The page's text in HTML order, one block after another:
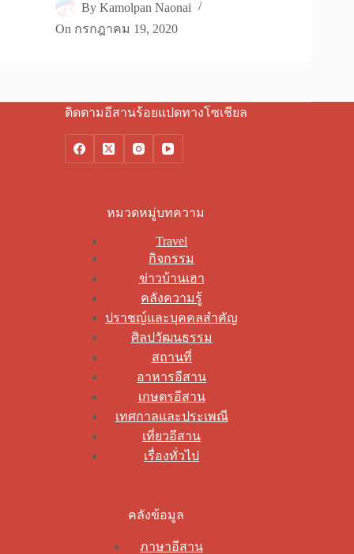
By Kamolpan Naonai
On กรกฎาคม 19, 2020
ติดตามอีสานร้อยแปดทางโซเชียล
หมวดหมู่บทความ
Travel
กิจกรรม
ข่าวบ้านเฮา
คลังความรู้
ปราชญ์และบุคคลสำคัญ
ศิลปวัฒนธรรม
สถานที่
อาหารอีสาน
เกษตรอีสาน
เทศกาลและประเพณี
เที่ยวอีสาน
เรื่องทั่วไป
คลังข้อมูล
ภาษาอีสาน